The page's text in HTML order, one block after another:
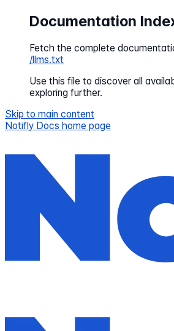
Documentation
Fetch the complete
/llms.txt
Use this file to discover all
exploring further.
Skip to main content
Notifly Docs home page